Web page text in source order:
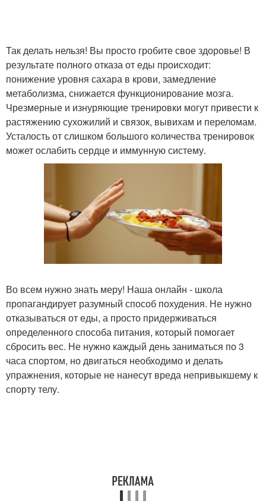
Так делать нельзя! Вы просто гробите свое здоровье! В
результате полного отказа от еды происходит:
понижение уровня сахара в крови, замедление
метаболизма, снижается функционирование мозга.
Чрезмерные и изнуряющие тренировки могут привести к
растяжению сухожилий и связок, вывихам и переломам.
Усталость от слишком большого количества тренировок
может ослабить сердце и иммунную систему.
Во всем нужно знать меру! Наша онлайн - школа
пропагандирует разумный способ похудения. Не нужно
отказываться от еды, а просто придерживаться
определенного способа питания, который помогает
сбросить вес. Не нужно каждый день заниматься по 3
часа спортом, но двигаться необходимо и делать
упражнения, которые не нанесут вреда непривыкшему к
спорту телу.